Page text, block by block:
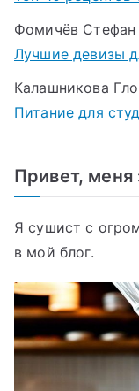
Фомичёв Стефан
Лучшие девизы
Калашникова
Питание для
Привет, меня
Я сушист с
в мой блог.